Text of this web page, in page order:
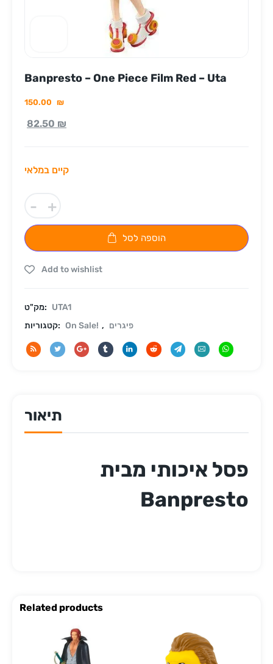
Banpresto – One Piece Film Red – Uta
150.00 ₪
82.50 ₪
קיים במלאי
- +
הוספה לסל
Add to wishlist
מק"ט: UTA1
קטגוריות: On Sale! , פיגרים
תיאור
פסל איכותי מבית
Banpresto
Related products